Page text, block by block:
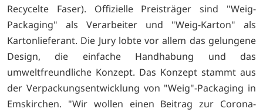
Recycelte Faser). Offizielle Preisträger sind "Weig-
Packaging" als Verarbeiter und "Weig-Karton" als
Kartonlieferant. Die Jury lobte vor allem das gelungene
Design, die einfache Handhabung und das
umweltfreundliche Konzept. Das Konzept stammt aus
der Verpackungsentwicklung von "Weig"-Packaging in
Emskirchen. "Wir wollen einen Beitrag zur Corona-